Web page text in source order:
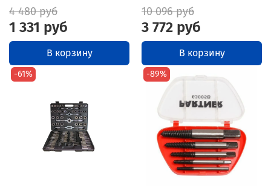
4 480 руб
1 331 руб
В корзину
10 096 руб
3 772 руб
В корзину
-61% -89%